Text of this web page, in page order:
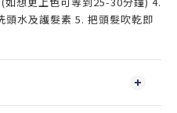
頭水及護髮素 5. 把頭髮吹乾即